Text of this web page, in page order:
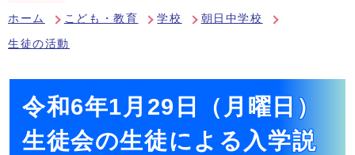
ホーム こども・教育 学校 朝日中学校
生徒の活動
令和6年1月29日（月曜日）
生徒会の生徒による入学説